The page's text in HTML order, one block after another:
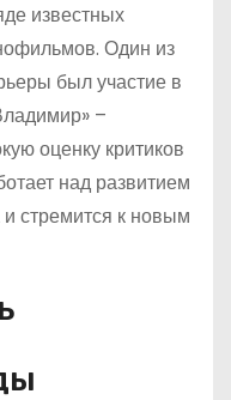
известных
Один из
был участие в
–
оценку критиков
над развитием
и стремится к новым